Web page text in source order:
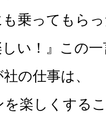
乗ってもら
い！』この
の仕事は、
楽しくする